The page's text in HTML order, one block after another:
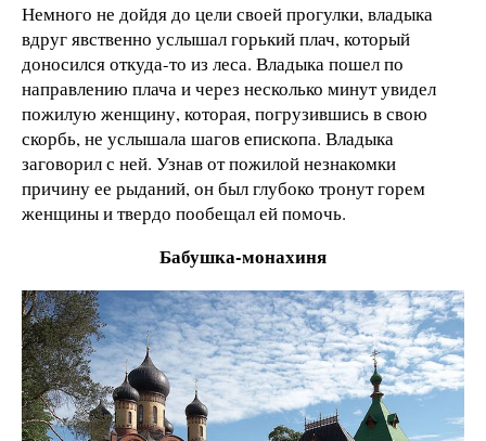
Немного не дойдя до цели своей прогулки, владыка
вдруг явственно услышал горький плач, который
доносился откуда-то из леса. Владыка пошел по
направлению плача и через несколько минут увидел
пожилую женщину, которая, погрузившись в свою
скорбь, не услышала шагов епископа. Владыка
заговорил с ней. Узнав от пожилой незнакомки
причину ее рыданий, он был глубоко тронут горем
женщины и твердо пообещал ей помочь.
Бабушка-монахиня